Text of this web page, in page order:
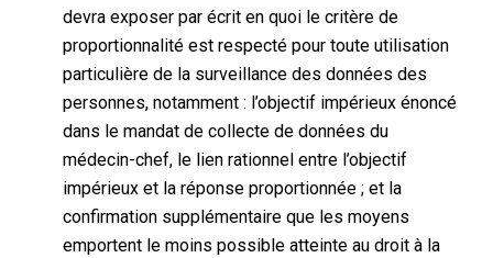
devra exposer par écrit en quoi le critère de
proportionnalité est respecté pour toute utilisation
particulière de la surveillance des données des
personnes, notamment : l’objectif impérieux énoncé
dans le mandat de collecte de données du
médecin-chef, le lien rationnel entre l’objectif
impérieux et la réponse proportionnée ; et la
confirmation supplémentaire que les moyens
emportent le moins possible atteinte au droit à la